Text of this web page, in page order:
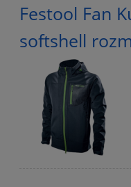
Festool Fan
softshell